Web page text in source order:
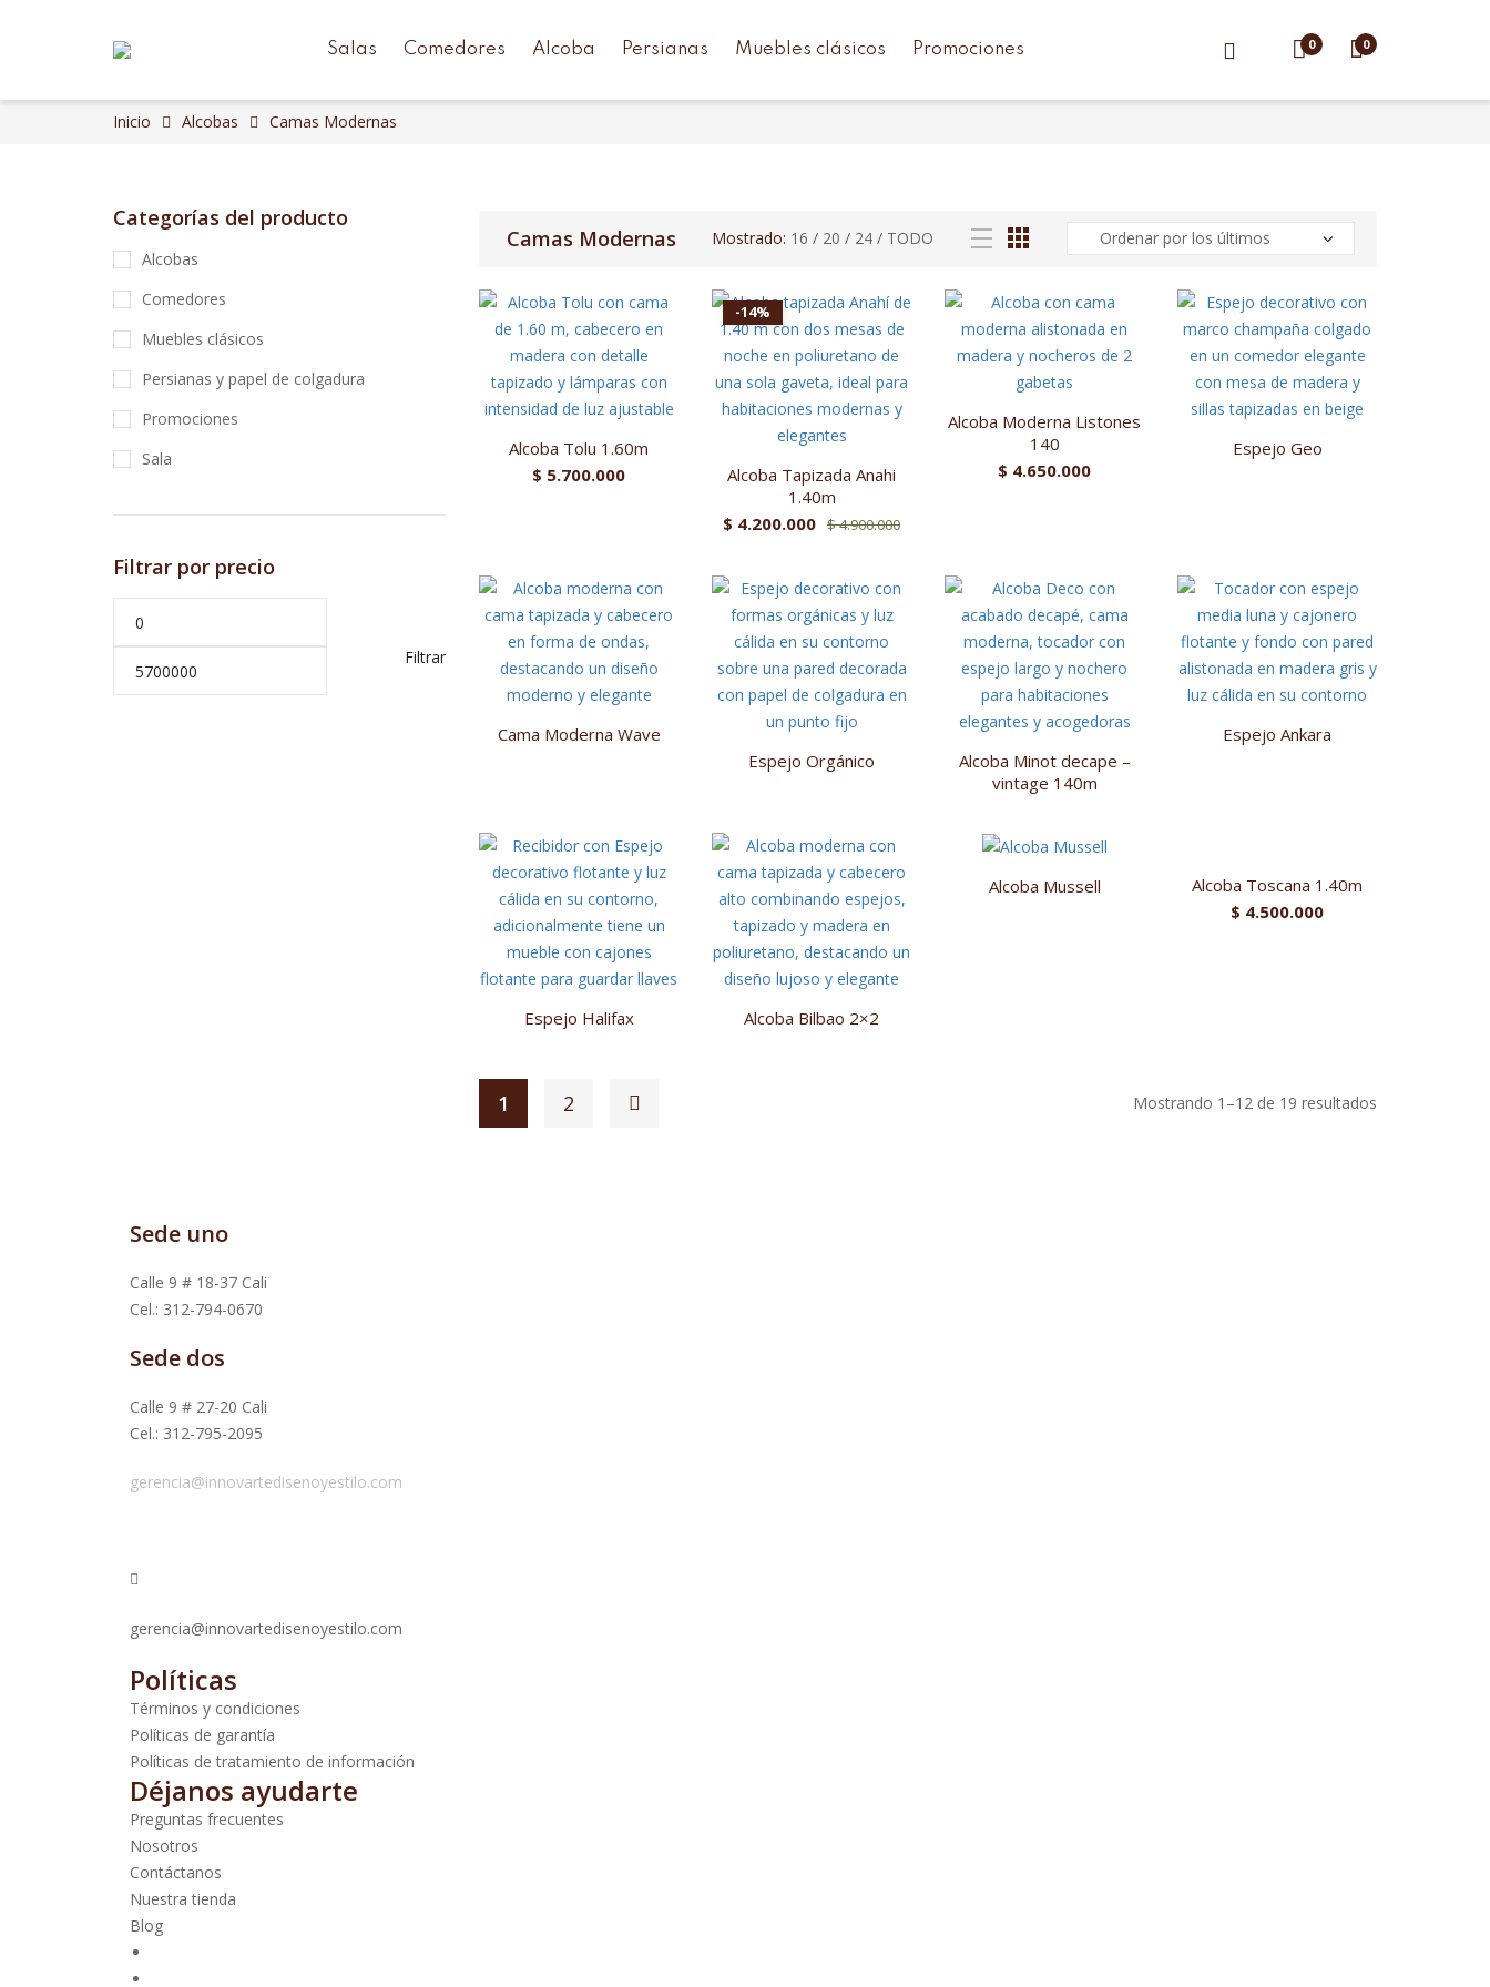
Salas Comedores Alcoba Persianas Muebles clásicos Promociones 0 0
Inicio Alcobas Camas Modernas
Camas Modernas Mostrado: 16 / 20 / 24 / TODO
Alcoba Tolu 1.60m
$ 5.700.000
-14%
Alcoba Tapizada Anahi
1.40m
$4.900.000El
original
$ 4.200.000
El
actual
Alcoba Moderna Listones
140
$ 4.650.000
Espejo Geo
Cama Moderna Wave
Espejo Orgánico
Alcoba Minot decape –
vintage 140m
Espejo Ankara
Espejo Halifax Alcoba Bilbao 2×2
Alcoba Mussell
Alcoba Toscana 1.40m
$ 4.500.000
1 2 Mostrando 1–12 de 19 resultados
Categorías del producto
Alcobas
Comedores
Muebles clásicos
Persianas y papel de colgadura
Promociones
Sala
Filtrar por precio
Filtrar
Sede uno
Calle 9 # 18-37 Cali
Cel.: 312-794-0670
Sede dos
Calle 9 # 27-20 Cali
Cel.: 312-795-2095
gerencia@innovartedisenoyestilo.com
gerencia@innovartedisenoyestilo.com
Políticas
Términos y condiciones
Políticas de garantía
Políticas de tratamiento de información
Déjanos ayudarte
Preguntas frecuentes
Nosotros
Contáctanos
Nuestra tienda
Blog